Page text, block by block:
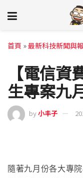
首頁 »最新科技新聞與
【電信
生專案九
by小丰子
隨著九月份各大專